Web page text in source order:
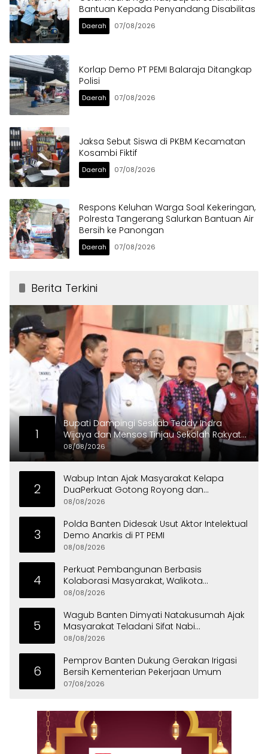
Bantuan Kepada Penyandang Disabilitas
Daerah 07/08/2026
Korlap Demo PT PEMI Balaraja Ditangkap
Polisi
Daerah 07/08/2026
Jaksa Sebut Siswa di PKBM Kecamatan
Kosambi Fiktif
Daerah 07/08/2026
Respons Keluhan Warga Soal Kekeringan,
Polresta Tangerang Salurkan Bantuan Air
Bersih ke Panongan
Daerah 07/08/2026
Berita Terkini
1
Bupati Dampingi Seskab Teddy Indra
Wijaya dan Mensos Tinjau Sekolah Rakyat
di Curug
08/08/2026
2
Wabup Intan Ajak Masyarakat Kelapa
DuaPerkuat Gotong Royong dan
Persatuan
08/08/2026
3
Polda Banten Didesak Usut Aktor Intelektual
Demo Anarkis di PT PEMI
08/08/2026
4
Perkuat Pembangunan Berbasis
Kolaborasi Masyarakat, Walikota
Tangerang Raih LPM Award 2026
08/08/2026
5
Wagub Banten Dimyati Natakusumah Ajak
Masyarakat Teladani Sifat Nabi
Muhammad
08/08/2026
6
Pemprov Banten Dukung Gerakan Irigasi
Bersih Kementerian Pekerjaan Umum
07/08/2026